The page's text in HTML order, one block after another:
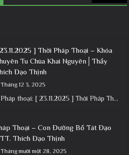
] Thời Pháp Thoại – Khóa
Tu Chùa Khai Nguyên│Thầy
Đạo Thịnh
Tháng 12 3, 2025
+ Pháp thoại: [ 23.11.2025 ] Thời Pháp Thoại – Khóa Chuyên Tu Chùa Khai Nguyên│Thầy Thích Đạo Thịnh +
Thoại – Con Đường Bồ Tát Đạo
Thích Đạo Thịnh
Tháng mười một 28, 2025